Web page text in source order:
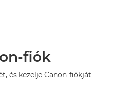
fiók
és kezelje Canon-fiókját